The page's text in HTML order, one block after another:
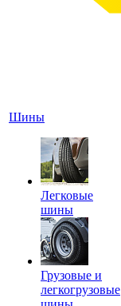
Шины
Легковые
шины
Грузовые и
легкогрузовые